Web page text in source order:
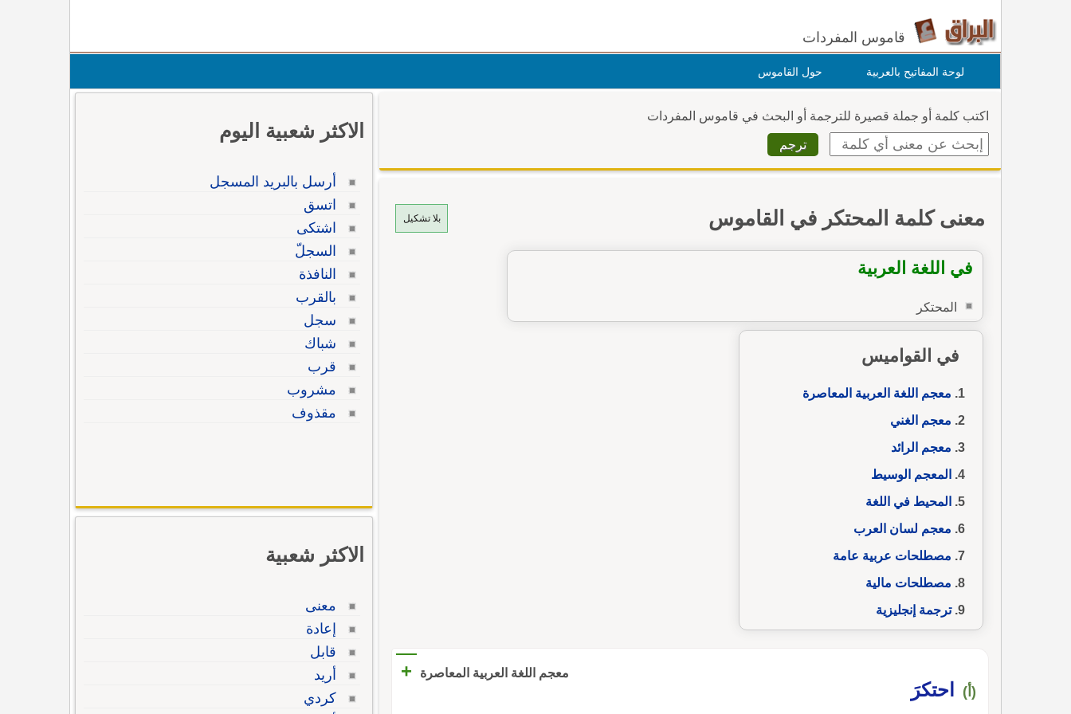
قاموس المفردات
لوحة المفاتيح بالعربية حول القاموس
اكتب كلمة أو جملة قصيرة للترجمة أو البحث في قاموس المفردات
بلا تشكيل معنى كلمة المحتكر في القاموس
في اللغة العربية
المحتكر
في القواميس
معجم اللغة العربية المعاصرة
معجم الغني
معجم الرائد
المعجم الوسيط
المحيط في اللغة
معجم لسان العرب
مصطلحات عربية عامة
مصطلحات مالية
ترجمة إنجليزية
معجم اللغة العربية المعاصرة +
(أ) احتكرَ
الاكثر شعبية اليوم
أرسل بالبريد المسجل
اتسق
اشتكى
السجلّ
النافذة
بالقرب
سجل
شباك
قرب
مشروب
مقذوف
الاكثر شعبية
معنى
إعادة
قابل
أريد
كردي